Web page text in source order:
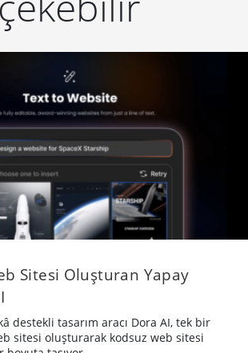
Sitesi Oluşturan Yapay
destekli tasarım aracı Dora AI, tek bir
sitesi oluşturarak kodsuz web sitesi